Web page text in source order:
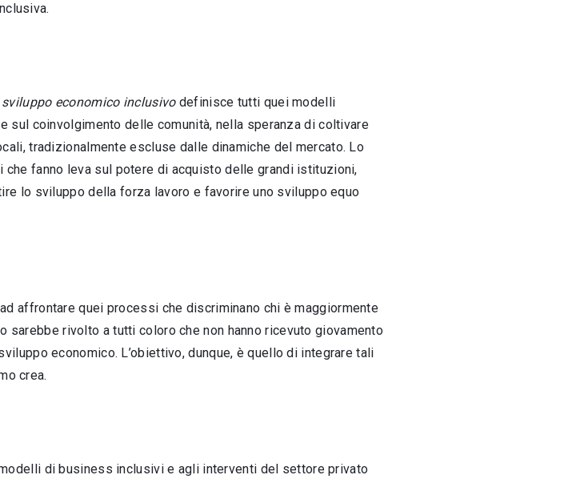
sviluppo economico inclusivodefinisce tutti quei modelli
coinvolgimento delle comunità, nella speranza di coltivare
tradizionalmente escluse dalle dinamiche del mercato. Lo
fanno leva sul potere di acquisto delle grandi istituzioni,
lo sviluppo della forza lavoro e favorire uno sviluppo equo
affrontare quei processi che discriminano chi è maggiormente
rivolto a tutti coloro che non hanno ricevuto giovamento
economico. L’obiettivo, dunque, è quello di integrare tali
crea.
di business inclusivi e agli interventi del settore privato